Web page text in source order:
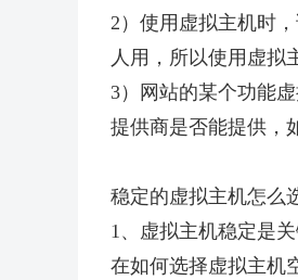
2）使用虚拟主机时
人用，所以使用虚拟
3）网站的某个功能
提供商是否能提供，
稳定的虚拟主机怎么
1、虚拟主机稳定是
在如何选择虚拟主机